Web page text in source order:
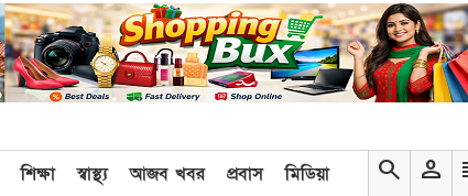
শিক্ষা স্বাস্থ্য আজব খবর প্রবাস মিডিয়া search person